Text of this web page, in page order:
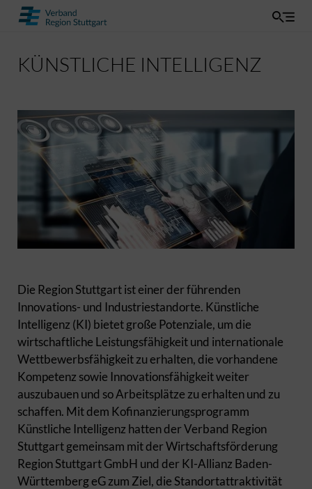
KÜNSTLICHE INTELLIGENZ
Die Region Stuttgart ist einer der führenden
Innovations- und Industriestandorte. Künstliche
Intelligenz (KI) bietet große Potenziale, um die
wirtschaftliche Leistungsfähigkeit und internationale
Wettbewerbsfähigkeit zu erhalten, die vorhandene
Kompetenz sowie Innovationsfähigkeit weiter
auszubauen und so Arbeitsplätze zu erhalten und zu
schaffen. Mit dem Kofinanzierungsprogramm
Künstliche Intelligenz hatten der Verband Region
Stuttgart gemeinsam mit der Wirtschaftsförderung
Region Stuttgart GmbH und der KI-Allianz Baden-
Württemberg eG zum Ziel, die Standortattraktivität